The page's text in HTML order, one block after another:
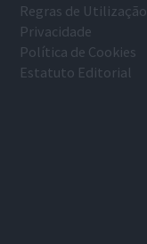
Regras de Utilização
Privacidade
Política de Cookies
Estatuto Editorial